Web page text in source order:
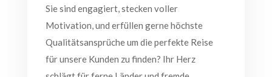
Sie sind engagiert, stecken voller
Motivation, und erfüllen gerne höchste
Qualitätsansprüche um die perfekte Reise
für unsere Kunden zu finden? Ihr Herz